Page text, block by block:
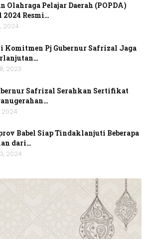
Olahraga Pelajar Daerah (POPDA)
2024 Resmi…
2024
Komitmen Pj Gubernur Safrizal Jaga
2023
Safrizal Serahkan Sertifikat
2024
Babel Siap Tindaklanjuti Beberapa
dari…
2024